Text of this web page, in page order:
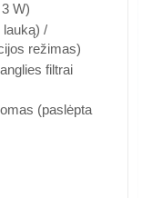
W)
/
režimas)
filtrai
(paslėpta